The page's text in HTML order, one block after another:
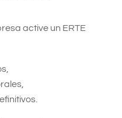
active un ERTE